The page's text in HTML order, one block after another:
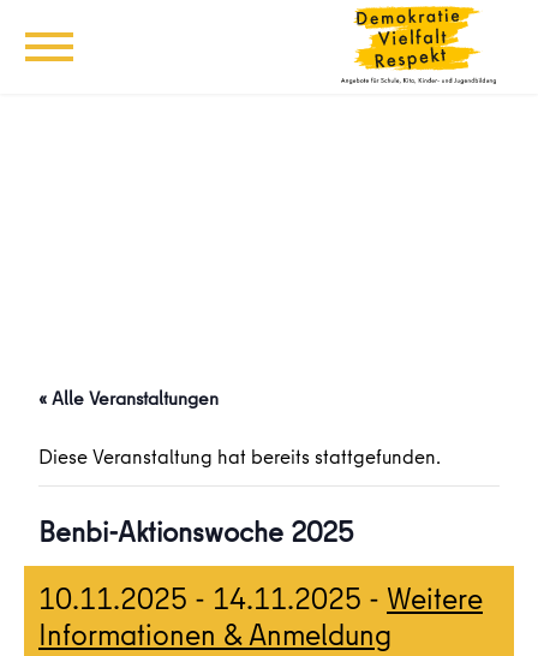
« Alle Veranstaltungen
Diese Veranstaltung hat bereits stattgefunden.
Benbi-Aktionswoche 2025
10.11.2025 - 14.11.2025 - Weitere
Informationen & Anmeldung